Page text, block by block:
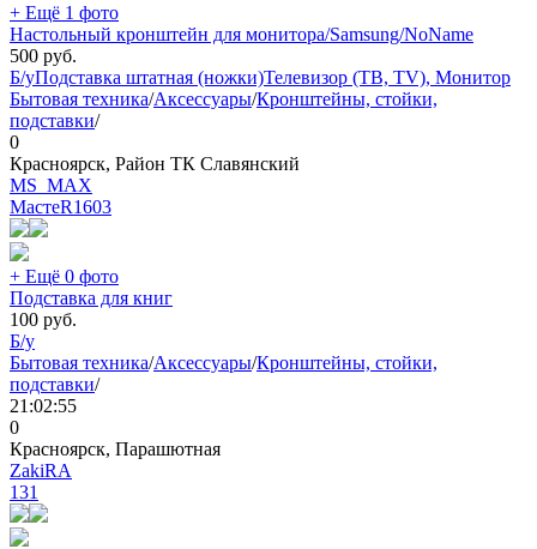
+ Ещё 1 фото
Настольный кронштейн для монитора/Samsung/NoName
500 руб.
Б/уПодставка штатная (ножки)Телевизор (ТВ, TV), Монитор
Бытовая техника/Аксессуары/Кронштейны, стойки,
подставки/
0
Красноярск, Район ТК Славянский
MS_MAX
МастеR1603
+ Ещё 0 фото
Подставка для книг
100 руб.
Б/у
Бытовая техника/Аксессуары/Кронштейны, стойки,
подставки/
21:02:55
0
Красноярск, Парашютная
ZakiRA
131